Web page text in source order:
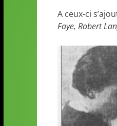
A ceux-ci
Faye, Robert